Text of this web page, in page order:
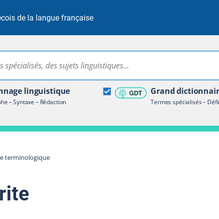
de la langue française
Rechercher dans tout le site
linguistique
– Syntaxe – Rédaction
Grand
Termes spécialisés –
terminologique
terminologique